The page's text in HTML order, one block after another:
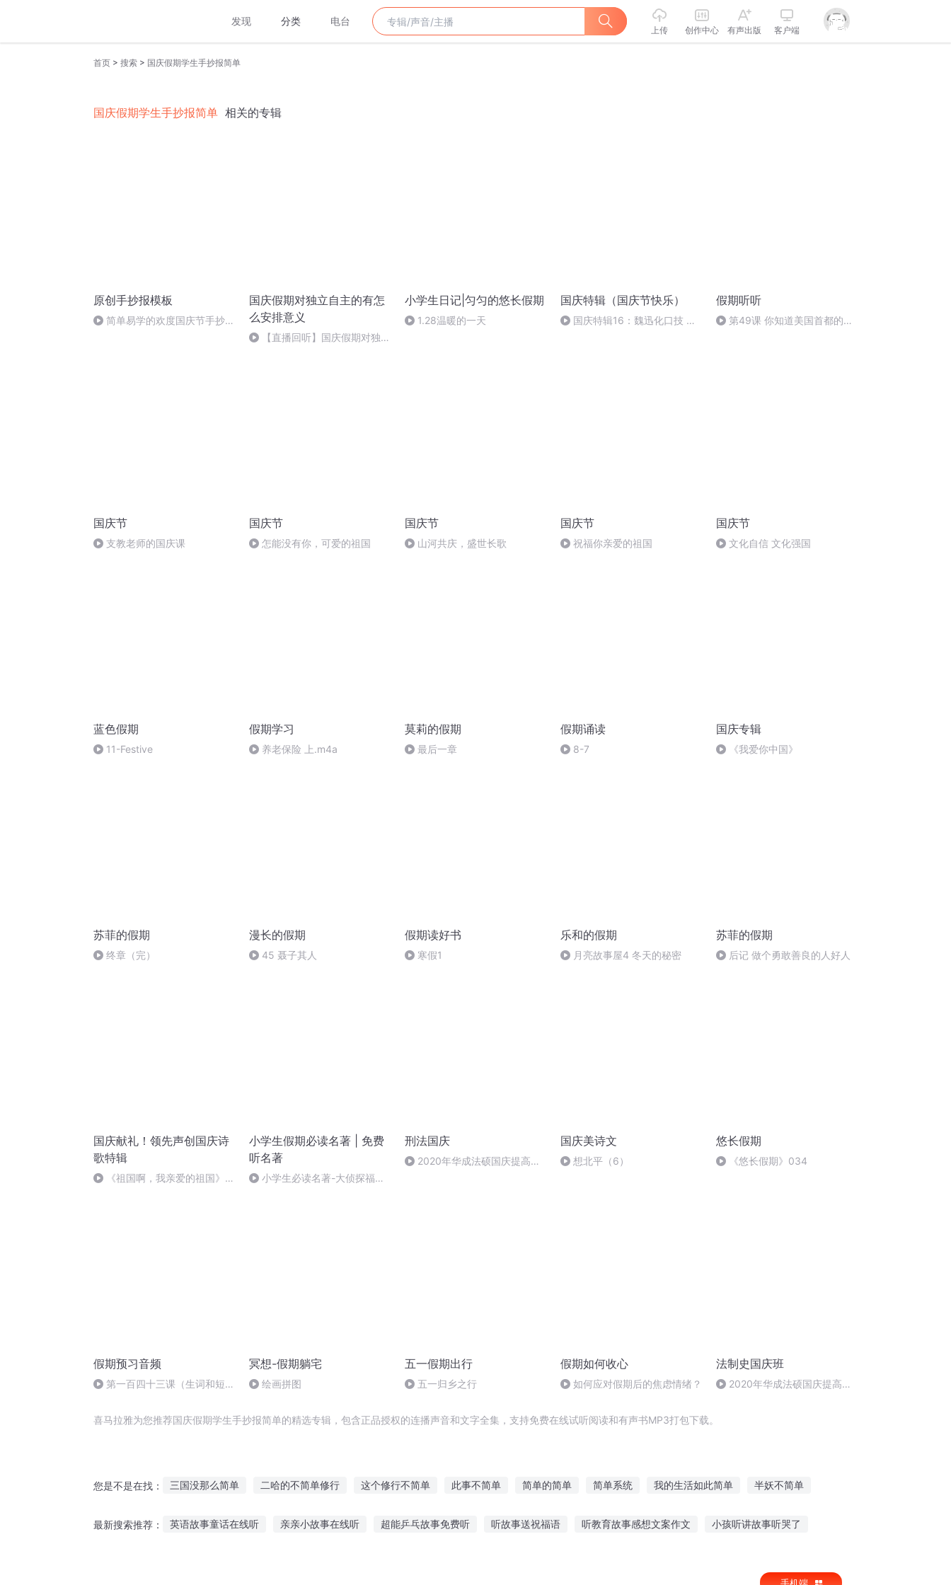
发现 分类 电台
上传 创作中心 有声出版 客户端
首页 > 搜索 > 国庆假期学生手抄报简单
国庆假期学生手抄报简单 相关的专辑
原创手抄报模板
简单易学的欢度国庆节手抄报
国庆假期对独立自主的有怎
么安排意义
【直播回听】国庆假期对独立
小学生日记|匀匀的悠长假期
1.28温暖的一天
国庆特辑（国庆节快乐）
国庆特辑16：魏迅化口技 二
假期听听
第49课 你知道美国首都的名
国庆节
支教老师的国庆课
国庆节
怎能没有你，可爱的祖国
国庆节
山河共庆，盛世长歌
国庆节
祝福你亲爱的祖国
国庆节
文化自信 文化强国
蓝色假期
11-Festive
假期学习
养老保险 上.m4a
莫莉的假期
最后一章
假期诵读
8-7
国庆专辑
《我爱你中国》
苏菲的假期
终章（完）
漫长的假期
45 聂子其人
假期读好书
寒假1
乐和的假期
月亮故事屋4 冬天的秘密
苏菲的假期
后记 做个勇敢善良的人好人
国庆献礼！领先声创国庆诗
歌特辑
《祖国啊，我亲爱的祖国》温
小学生假期必读名著 | 免费
听名著
小学生必读名著-大侦探福尔
刑法国庆
2020年华成法硕国庆提高班
国庆美诗文
想北平（6）
悠长假期
《悠长假期》034
假期预习音频
第一百四十三课（生词和短
冥想-假期躺宅
绘画拼图
五一假期出行
五一归乡之行
假期如何收心
如何应对假期后的焦虑情绪？
法制史国庆班
2020年华成法硕国庆提高班
喜马拉雅为您推荐国庆假期学生手抄报简单的精选专辑，包含正品授权的连播声音和文字全集，支持免费在线试听阅读和有声书MP3打包下载。
您是不是在找： 三国没那么简单 二哈的不简单修行 这个修行不简单 此事不简单 简单的简单 简单系统 我的生活如此简单 半妖不简单
最新搜索推荐： 英语故事童话在线听 亲亲小故事在线听 超能乒乓故事免费听 听故事送祝福语 听教育故事感想文案作文 小孩听讲故事听哭了